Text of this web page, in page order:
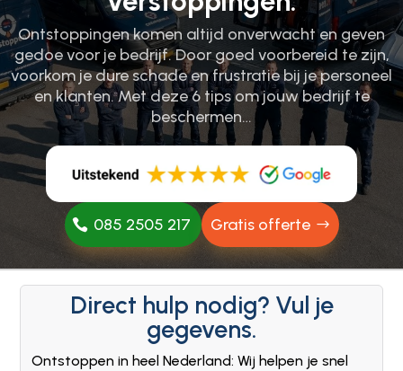
Ontstoppingen komen altijd onverwacht en geven
gedoe voor je bedrijf. Door goed voorbereid te zijn,
voorkom je dure schade en frustratie bij je personeel
en klanten. Met deze 6 tips om jouw bedrijf te
beschermen…
085 2505 217 Gratis offerte
Direct hulp nodig? Vul je
gegevens.
Ontstoppen in heel Nederland: Wij helpen je snel